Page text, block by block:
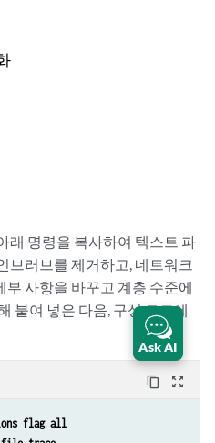
래 명령을 복사하여 텍스트 파
브러브를 제거하고, 네트워크
사항을 바꾸고 계층 수준에
붙여 넣은 다음, 구성 모드에
content_copy zoom_out_map
flag all
Ask AI